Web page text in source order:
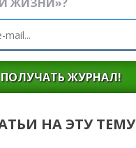
ПОЛУЧАТЬ ЖУРНАЛ!
НА ЭТУ ТЕМУ